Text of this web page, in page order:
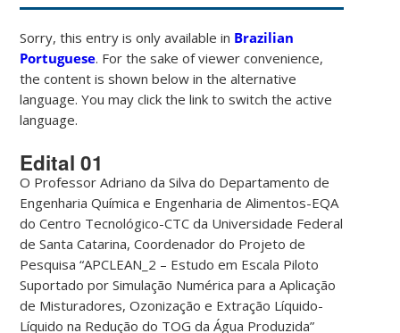
Sorry, this entry is only available in Brazilian
Portuguese. For the sake of viewer convenience,
the content is shown below in the alternative
language. You may click the link to switch the active
language.
Edital 01
O Professor Adriano da Silva do Departamento de
Engenharia Química e Engenharia de Alimentos-EQA
do Centro Tecnológico-CTC da Universidade Federal
de Santa Catarina, Coordenador do Projeto de
Pesquisa “APCLEAN_2 – Estudo em Escala Piloto
Suportado por Simulação Numérica para a Aplicação
de Misturadores, Ozonização e Extração Líquido-
Líquido na Redução do TOG da Água Produzida”